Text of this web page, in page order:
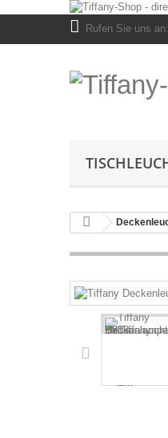
Rufen Sie uns an: